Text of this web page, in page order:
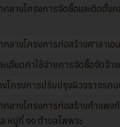
กลางโครงการจัดซื้อและติดตั้ง
กลางโครงการก่อสร้างศาลาเ
เอียดค่าใช้จ่ายการจัดซื้อจัดจ้า
งโครงการปรับปรุงผิวจราจรถ
กลางโครงการก่อสร้างกำแพง
หมู่ที่ ๑๑ ตำบลโพพระ